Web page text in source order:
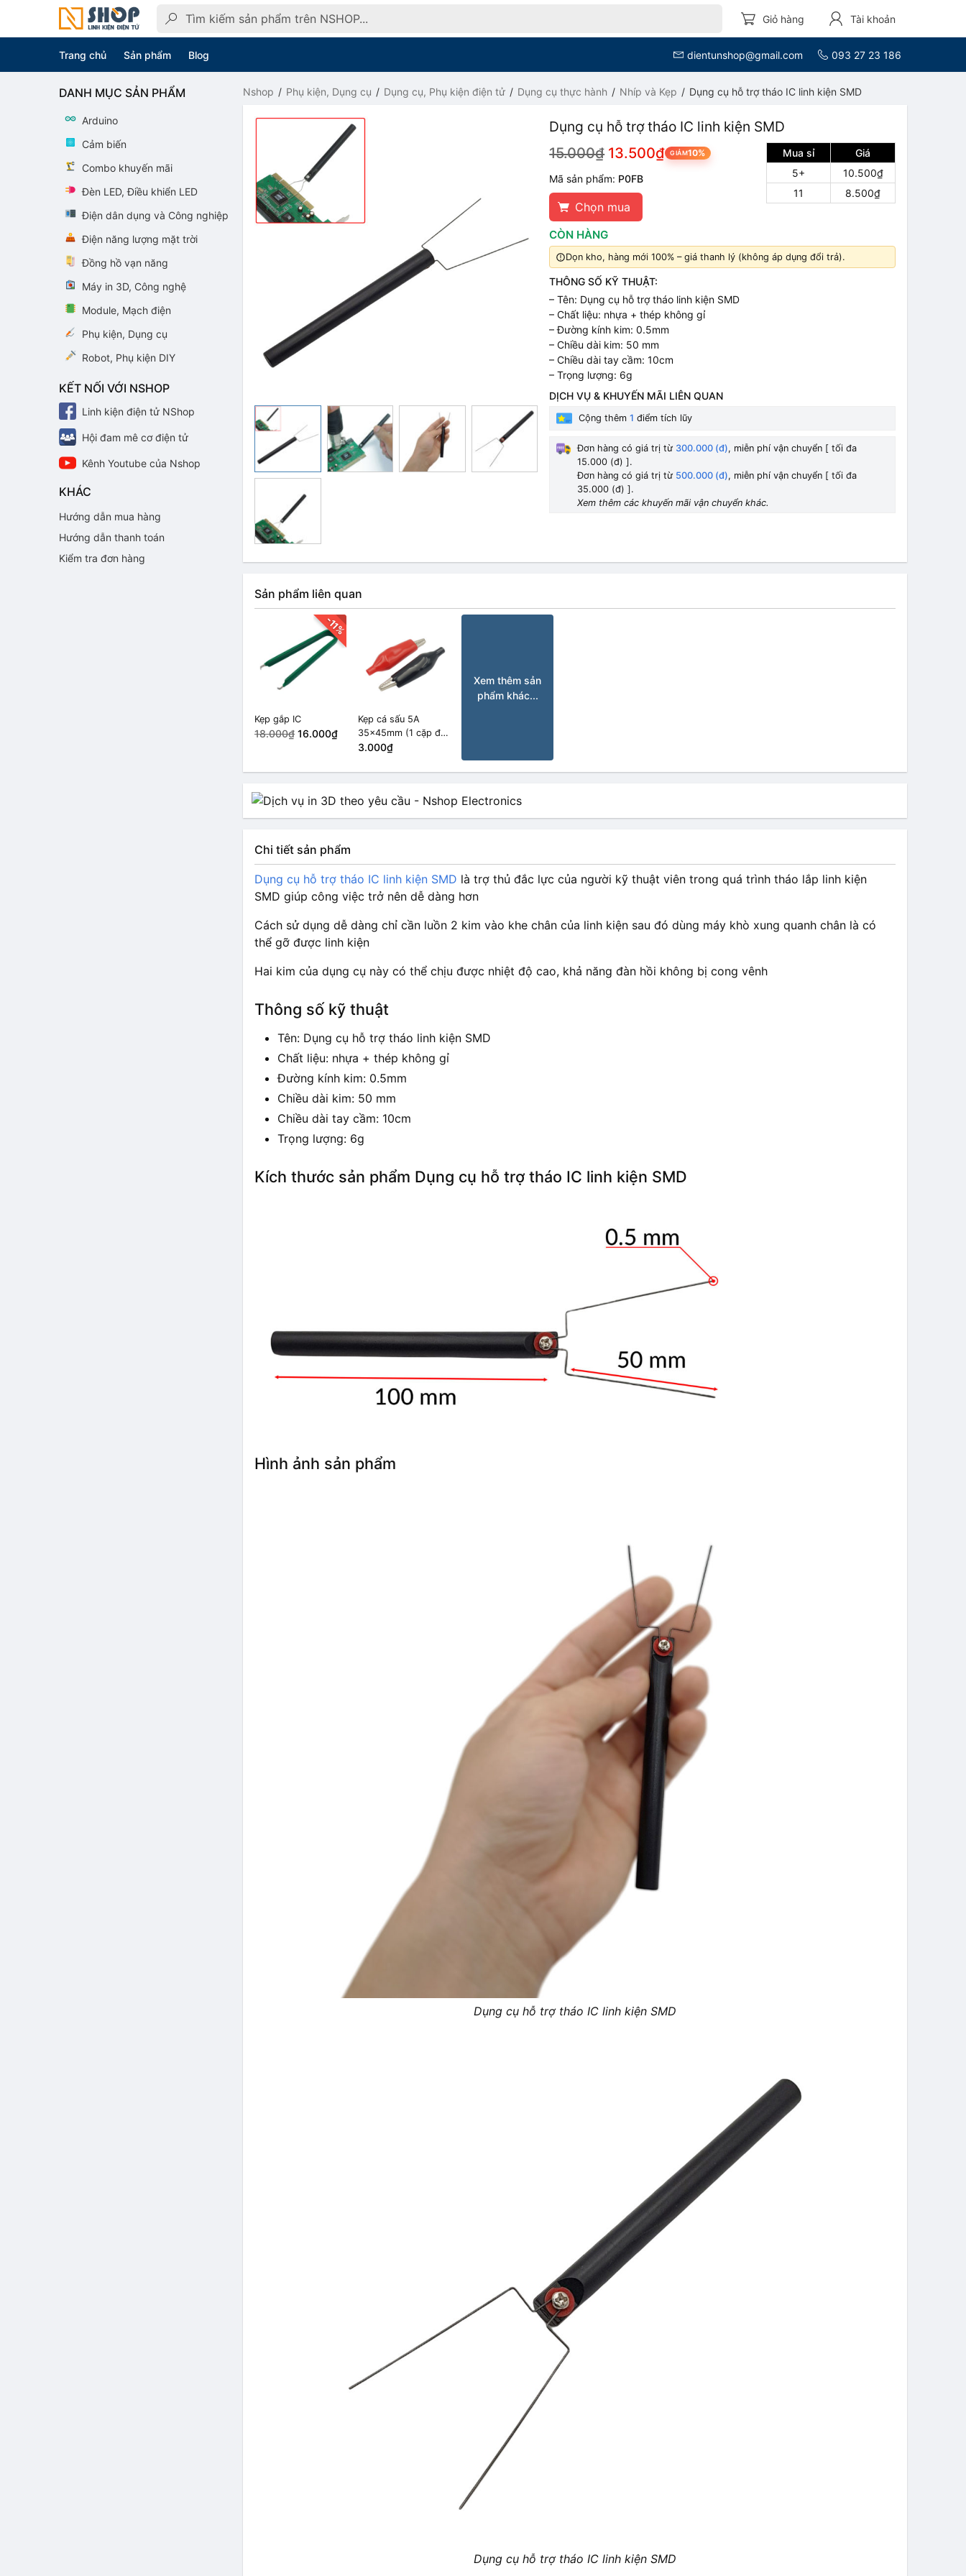
Giỏ hàng Tài khoản
Trang chủ Sản phẩm Blog dientunshop@gmail.com 093 27 23 186
Nshop Phụ kiện, Dụng cụ Dụng cụ, Phụ kiện điện tử Dụng cụ thực hành Nhíp và Kẹp Dụng cụ hỗ trợ tháo IC linh kiện SMD
Dụng cụ hỗ trợ tháo IC linh kiện SMD
15.000₫ 13.500₫ GIẢM10%
Mã sản phẩm: P0FB
Chọn mua
CÒN HÀNG
Mua sỉ
Giá
5+
10.500₫
11
8.500₫
Dọn kho, hàng mới 100% – giá thanh lý (không áp dụng đổi trả).
THÔNG SỐ KỸ THUẬT:
– Tên: Dụng cụ hỗ trợ tháo linh kiện SMD
– Chất liệu: nhựa + thép không gỉ
– Đường kính kim: 0.5mm
– Chiều dài kim: 50 mm
– Chiều dài tay cầm: 10cm
– Trọng lượng: 6g
DỊCH VỤ & KHUYẾN MÃI LIÊN QUAN
Cộng thêm1 điểm tích lũy
Đơn hàng có giá trị từ 300.000 (đ), miễn phí vận chuyển [ tối đa
15.000 (đ) ].
Đơn hàng có giá trị từ 500.000 (đ), miễn phí vận chuyển [ tối đa
35.000 (đ) ].
Xem thêm các khuyến mãi vận chuyển khác.
Sản phẩm liên quan
-11%
Kẹp gắp IC
18.000₫ 16.000₫
Kẹp cá sấu 5A
35x45mm (1 cặp đỏ
đen)
3.000₫
Xem thêm sản
phẩm khác...
Chi tiết sản phẩm
Dụng cụ hỗ trợ tháo IC linh kiện SMD là trợ thủ đắc lực của người kỹ thuật viên trong quá trình tháo lắp linh kiện
SMD giúp công việc trở nên dễ dàng hơn
Cách sử dụng dễ dàng chỉ cần luồn 2 kim vào khe chân của linh kiện sau đó dùng máy khò xung quanh chân là có
thể gỡ được linh kiện
Hai kim của dụng cụ này có thể chịu được nhiệt độ cao, khả năng đàn hồi không bị cong vênh
Thông số kỹ thuật
Tên: Dụng cụ hỗ trợ tháo linh kiện SMD
Chất liệu: nhựa + thép không gỉ
Đường kính kim: 0.5mm
Chiều dài kim: 50 mm
Chiều dài tay cầm: 10cm
Trọng lượng: 6g
Kích thước sản phẩm Dụng cụ hỗ trợ tháo IC linh kiện SMD
Hình ảnh sản phẩm
Dụng cụ hỗ trợ tháo IC linh kiện SMD
Dụng cụ hỗ trợ tháo IC linh kiện SMD
DANH MỤC SẢN PHẨM
Arduino
Cảm biến
Combo khuyến mãi
Đèn LED, Điều khiển LED
Điện dân dụng và Công nghiệp
Điện năng lượng mặt trời
Đồng hồ vạn năng
Máy in 3D, Công nghệ
Module, Mạch điện
Phụ kiện, Dụng cụ
Robot, Phụ kiện DIY
KẾT NỐI VỚI NSHOP
Linh kiện điện tử NShop
Hội đam mê cơ điện tử
Kênh Youtube của Nshop
KHÁC
Hướng dẫn mua hàng
Hướng dẫn thanh toán
Kiểm tra đơn hàng